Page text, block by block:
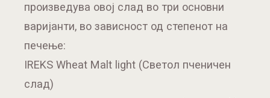
произведува овој слад во три основни
варијанти, во зависност од степенот на
печење:
IREKS Wheat Malt light (Светол пченичен
слад)